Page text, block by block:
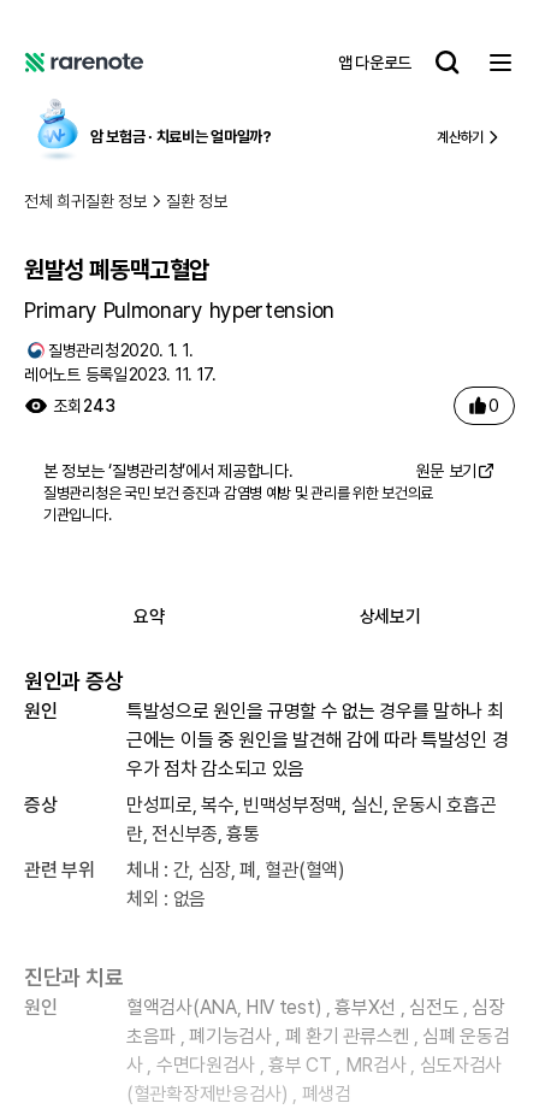
노
앱 다운로드
레
트
암 보험금 ∙ 치료비 는 얼마일까? 계산하기
전체 희귀질환 정보 질환 정보
원발성 폐동맥고혈압
Primary Pulmonary hypertension
질병관리청2020. 1. 1.
레어노트 등록일2023. 11. 17.
조회 243 0
본 정보는 ‘질병관리청’에서 제공합니다. 원문 보기
질병관리청은 국민 보건 증진과 감염병 예방 및 관리를 위한 보건의료
기관입니다.
요약 상세보기
원인과 증상
원인
특발성으로 원인을 규명할 수 없는 경우를 말하나 최
근에는 이들 중 원인을 발견해 감에 따라 특발성인 경
우가 점차 감소되고 있음
증상
만성피로, 복수, 빈맥성부정맥, 실신, 운동시 호흡곤
란, 전신부종, 흉통
관련 부위
체내 : 간, 심장, 폐, 혈관(혈액)
체외 : 없음
진단과 치료
원인
혈액검사(ANA, HIV test) , 흉부X선 , 심전도 , 심장
초음파 , 폐기능검사 , 폐 환기 관류스켄 , 심폐 운동검
사 , 수면다원검사 , 흉부 CT , MR검사 , 심도자검사
(혈관확장제반응검사) , 폐생검